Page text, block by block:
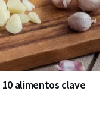
alimentos clave